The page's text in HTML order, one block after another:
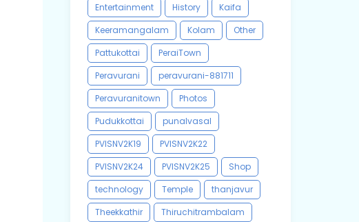
Entertainment
History
Kaifa
Keeramangalam
Kolam
Other
Pattukottai
PeraiTown
Peravurani
peravurani-881711
Peravuranitown
Photos
Pudukkottai
punalvasal
PVISNV2K19
PVISNV2K22
PVISNV2K24
PVISNV2K25
Shop
technology
Temple
thanjavur
Theekkathir
Thiruchitrambalam